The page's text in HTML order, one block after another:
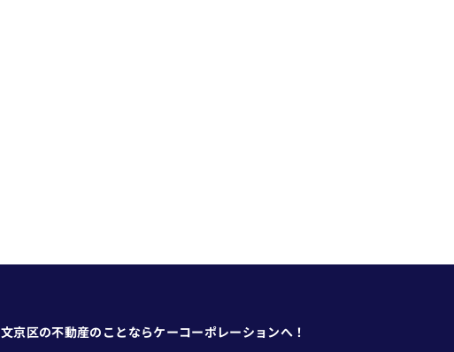
文京区の不動産のことならケーコーポレーションへ！